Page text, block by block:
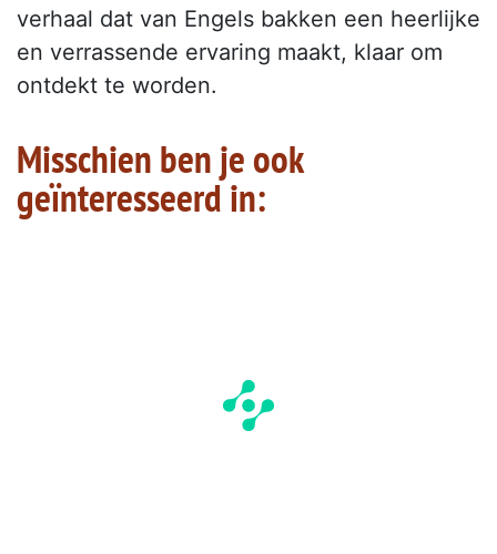
verhaal dat van Engels bakken een heerlijke
en verrassende ervaring maakt, klaar om
ontdekt te worden.
Misschien ben je ook
geïnteresseerd in: